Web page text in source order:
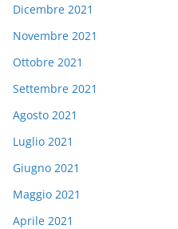
Dicembre 2021
Novembre 2021
Ottobre 2021
Settembre 2021
Agosto 2021
Luglio 2021
Giugno 2021
Maggio 2021
Aprile 2021